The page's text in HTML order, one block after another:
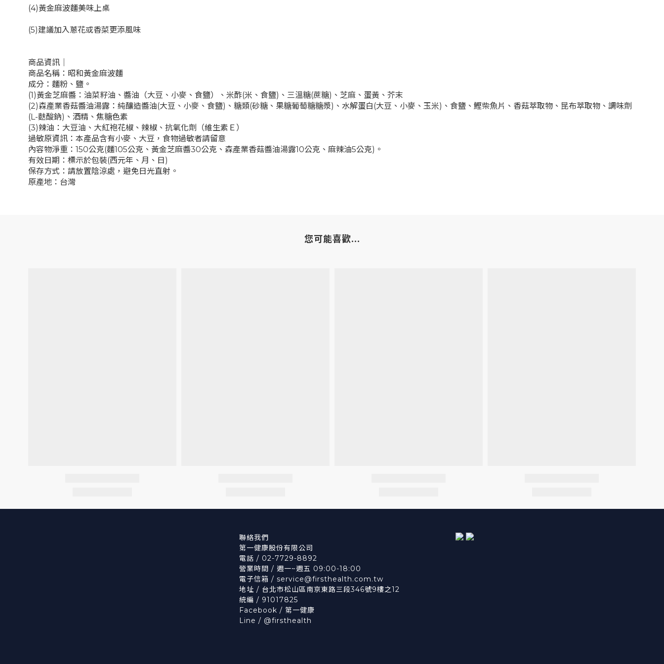
(4)黃金麻波麵美味上桌
(5)建議加入蔥花或香菜更添風味
商品資訊
商品名稱：昭和黃金麻波麵
成分：麵粉、鹽。
(1)黃金芝麻醬：油菜籽油、醬油（大豆、小麥、食鹽）、米酢(米、食鹽)、三溫糖(蔗糖)、芝麻、蛋黃、芥末
(2)森產業香菇醬油湯露：純釀造醬油(大豆、小麥、食鹽)、糖類(砂糖、果糖葡萄糖糖漿)、水解蛋白(大豆、小麥、玉米)、食鹽、鰹柴魚片、香菇萃取物、昆布萃取物、調味劑
(L-麩酸鈉)、酒精、焦糖色素
(3)辣油：大豆油、大紅袍花椒、辣椒、抗氧化劑（維生素Ｅ）
過敏原資訊： 本產品含有小麥、大豆，食物過敏者請留意
內容物淨重： 150公克(麵105公克、黃金芝麻醬30公克、森產業香菇醬油湯露10公克、麻辣油5公克)。
有效日期：標示於包裝(西元年、月、日)
保存方式：請放置陰涼處，避免日光直射。
原產地：台灣
您可能喜歡...
聯絡我們
第一健康股份有限公司
電話 / 02-7729-8892
營業時間 / 週一~週五 09:00-18:00
電子信箱 / service@firsthealth.com.tw
地址 / 台北市松山區南京東路三段346號9樓之12
統編 / 91017825
Facebook / 第一健康
Line / @firsthealth